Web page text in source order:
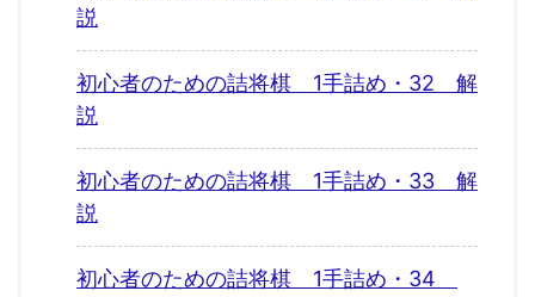
説
初心者のための詰将棋 1手詰め・32 解
説
初心者のための詰将棋 1手詰め・33 解
説
初心者のための詰将棋 1手詰め・34